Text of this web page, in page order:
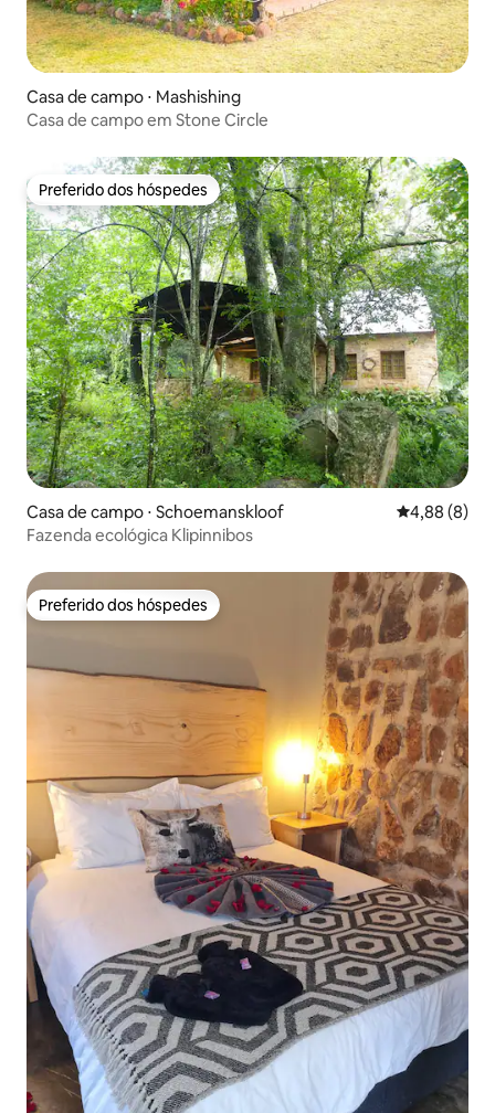
Casa de campo ⋅ Mashishing
Casa de campo em Stone Circle
Preferido dos hóspedes
Preferido dos hóspedes
Casa de campo ⋅ Schoemanskloof 4,88 de uma
4,88 (8)
Fazenda ecológica Klipinnibos
Preferido dos hóspedes
Preferido dos hóspedes